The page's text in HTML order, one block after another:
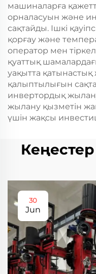
машиналарға
орналасуын және
сақтайды. Ішкі
қорғау және
оператор мен
қуаттық
уақытта
қалыптылығын
инвертордық
жылану қызметін
үшін жақсы
30
Jun